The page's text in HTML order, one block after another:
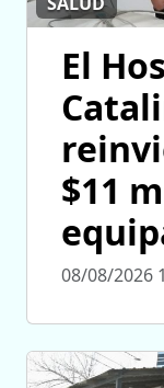
El
$11
08/08/2026